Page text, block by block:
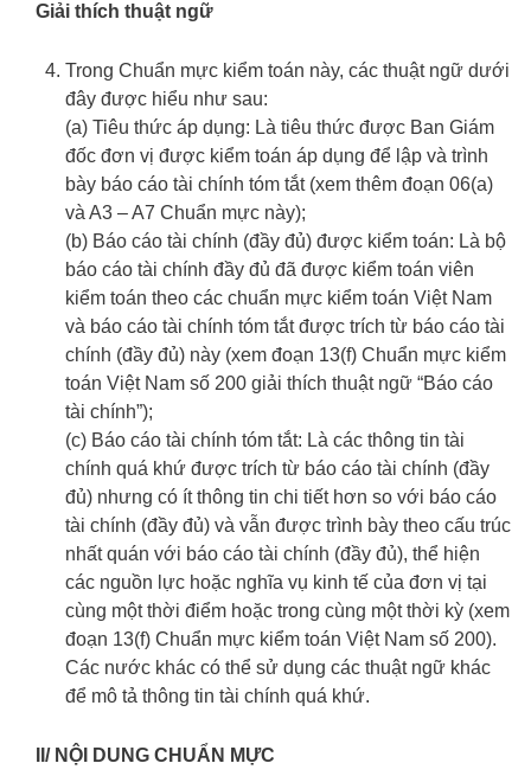
Giải thích thuật ngữ
Trong Chuẩn mực kiểm toán này, các thuật ngữ dưới
đây được hiểu như sau:
(a) Tiêu thức áp dụng: Là tiêu thức được Ban Giám
đốc đơn vị được kiểm toán áp dụng để lập và trình
bày báo cáo tài chính tóm tắt (xem thêm đoạn 06(a)
và A3 – A7 Chuẩn mực này);
(b) Báo cáo tài chính (đầy đủ) được kiểm toán: Là bộ
báo cáo tài chính đầy đủ đã được kiểm toán viên
kiểm toán theo các chuẩn mực kiểm toán Việt Nam
và báo cáo tài chính tóm tắt được trích từ báo cáo tài
chính (đầy đủ) này (xem đoạn 13(f) Chuẩn mực kiểm
toán Việt Nam số 200 giải thích thuật ngữ “Báo cáo
tài chính”);
(c) Báo cáo tài chính tóm tắt: Là các thông tin tài
chính quá khứ được trích từ báo cáo tài chính (đầy
đủ) nhưng có ít thông tin chi tiết hơn so với báo cáo
tài chính (đầy đủ) và vẫn được trình bày theo cấu trúc
nhất quán với báo cáo tài chính (đầy đủ), thể hiện
các nguồn lực hoặc nghĩa vụ kinh tế của đơn vị tại
cùng một thời điểm hoặc trong cùng một thời kỳ (xem
đoạn 13(f) Chuẩn mực kiểm toán Việt Nam số 200).
Các nước khác có thể sử dụng các thuật ngữ khác
để mô tả thông tin tài chính quá khứ.
II/ NỘI DUNG CHUẨN MỰC